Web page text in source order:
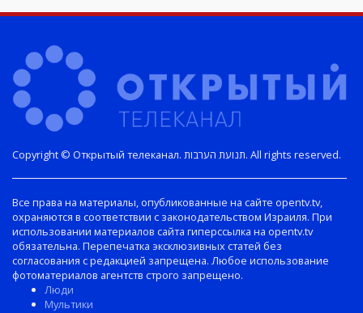
Copyright © Открытый телеканал. תנועת הערבות. All rights reserved.
Все права на материалы, опубликованные на сайте opentv.tv,
охраняются в соответствии с законодательством Израиля. При
использовании материалов сайта гиперссылка на opentv.tv
обязательна. Перепечатка эксклюзивных статей без
согласования с редакцией запрещена. Любое использование
фотоматериалов агентств строго запрещено.
Люди
Мультики